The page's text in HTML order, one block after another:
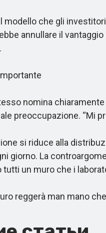
che gli investitori
annullare il
nomina chiaramente
preoccupazione. “Mi
si riduce alla
giorno. La
un muro che i
reggerà man mano